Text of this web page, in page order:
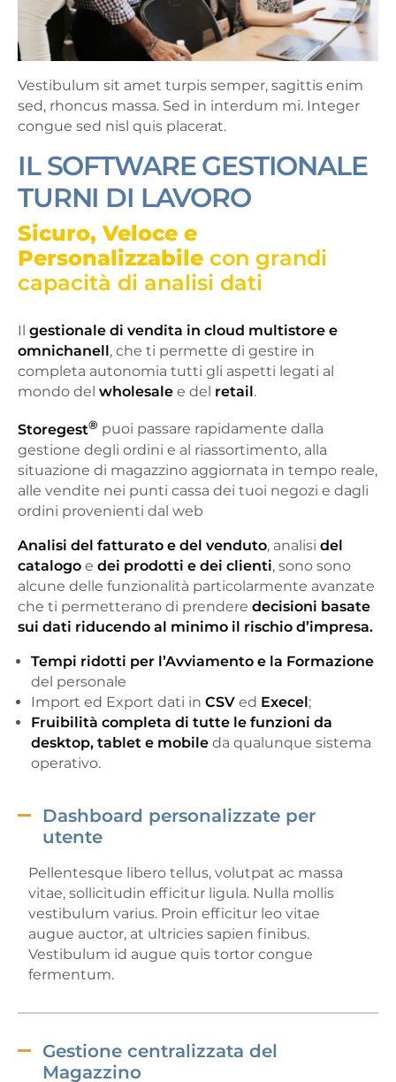
Vestibulum sit amet turpis semper, sagittis enim
sed, rhoncus massa. Sed in interdum mi. Integer
congue sed nisl quis placerat.
IL SOFTWARE GESTIONALE
TURNI DI LAVORO
Sicuro, Veloce e
Personalizzabile con grandi
capacità di analisi dati
Il gestionale di vendita in cloud multistore e
omnichanell, che ti permette di gestire in
completa autonomia tutti gli aspetti legati al
mondo del wholesale e del retail.
Storegest® puoi passare rapidamente dalla
gestione degli ordini e al riassortimento, alla
situazione di magazzino aggiornata in tempo reale,
alle vendite nei punti cassa dei tuoi negozi e dagli
ordini provenienti dal web
Analisi del fatturato e del venduto, analisi del
catalogo e dei prodotti e dei clienti, sono sono
alcune delle funzionalità particolarmente avanzate
che ti permetterano di prendere decisioni basate
sui dati riducendo al minimo il rischio d’impresa.
Tempi ridotti per l’Avviamento e la Formazione
del personale
Import ed Export dati in CSV ed Execel;
Fruibilità completa di tutte le funzioni da
desktop, tablet e mobile da qualunque sistema
operativo.
Dashboard personalizzate per
utente
Pellentesque libero tellus, volutpat ac massa
vitae, sollicitudin efficitur ligula. Nulla mollis
vestibulum varius. Proin efficitur leo vitae
augue auctor, at ultricies sapien finibus.
Vestibulum id augue quis tortor congue
fermentum.
Gestione centralizzata del
Magazzino